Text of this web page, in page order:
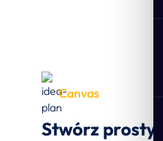
Canvas
Stwórz prosty